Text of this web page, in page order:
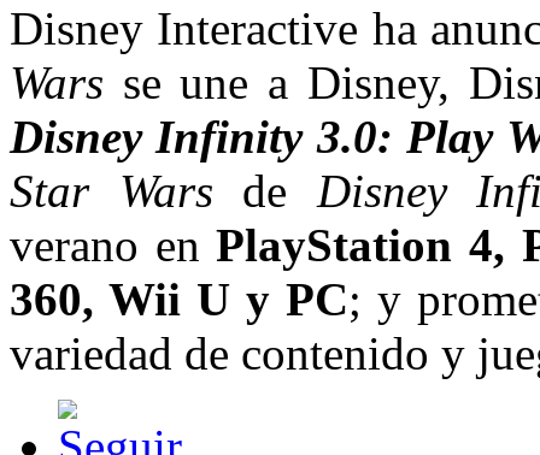
Disney Interactive ha
Wars se une a Disney,
Disney Infinity 3.0: Play
Star Wars de Disney
verano enPlayStation 4,
360, Wii U y PC; y
variedad de contenido y